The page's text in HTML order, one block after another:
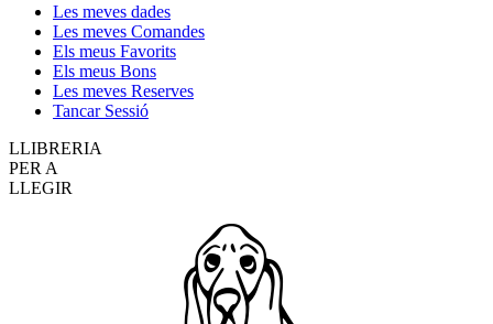
Les meves dades
Les meves Comandes
Els meus Favorits
Els meus Bons
Les meves Reserves
Tancar Sessió
LLIBRERIA
PER A
LLEGIR